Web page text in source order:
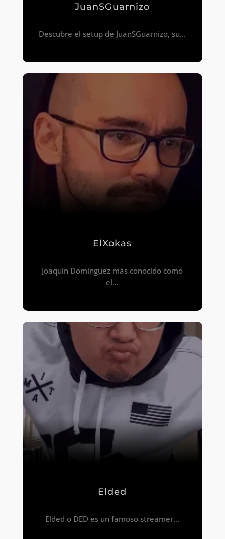
JuanSGuarnizo
Descubre el setup de JuanSGuarnizo, su...
ElXokas
Joaquín Domínguez más conocido como
el...
Elded
Elded o DED es un famoso streamer...